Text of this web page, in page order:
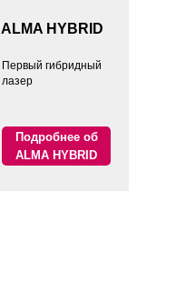
ALMA HYBRID
Первый гибридный
лазер
Подробнее об
ALMA HYBRID